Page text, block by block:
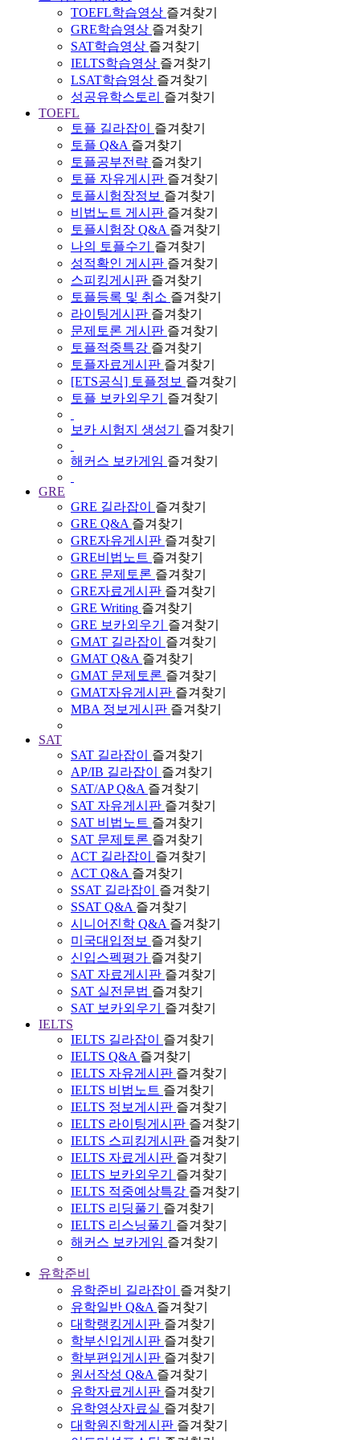
TOEFL학습영상 즐겨찾기
GRE학습영상 즐겨찾기
SAT학습영상 즐겨찾기
IELTS학습영상 즐겨찾기
LSAT학습영상 즐겨찾기
성공유학스토리 즐겨찾기
TOEFL
토플 길라잡이
즐겨찾기
토플 Q&A 즐겨찾기
토플공부전략 즐겨찾기
토플 자유게시판 즐겨찾기
토플시험장정보 즐겨찾기
비법노트 게시판 즐겨찾기
토플시험장 Q&A 즐겨찾기
나의 토플수기
즐겨찾기
성적확인 게시판 즐겨찾기
스피킹게시판 즐겨찾기
토플등록 및 취소 즐겨찾기
라이팅게시판 즐겨찾기
문제토론 게시판 즐겨찾기
토플적중특강 즐겨찾기
토플자료게시판 즐겨찾기
[ETS공식] 토플정보 즐겨찾기
토플 보카외우기
즐겨찾기
보카 시험지 생성기 즐겨찾기
해커스 보카게임 즐겨찾기
GRE
GRE 길라잡이
즐겨찾기
GRE Q&A 즐겨찾기
GRE자유게시판 즐겨찾기
GRE비법노트 즐겨찾기
GRE 문제토론 즐겨찾기
GRE자료게시판 즐겨찾기
GRE Writing 즐겨찾기
GRE 보카외우기
즐겨찾기
GMAT 길라잡이
즐겨찾기
GMAT Q&A 즐겨찾기
GMAT 문제토론 즐겨찾기
GMAT자유게시판 즐겨찾기
MBA 정보게시판 즐겨찾기
SAT
SAT 길라잡이
즐겨찾기
AP/IB 길라잡이
즐겨찾기
SAT/AP Q&A 즐겨찾기
SAT 자유게시판 즐겨찾기
SAT 비법노트 즐겨찾기
SAT 문제토론 즐겨찾기
ACT 길라잡이
즐겨찾기
ACT Q&A 즐겨찾기
SSAT 길라잡이
즐겨찾기
SSAT Q&A 즐겨찾기
시니어진학 Q&A 즐겨찾기
미국대입정보 즐겨찾기
신입스펙평가 즐겨찾기
SAT 자료게시판 즐겨찾기
SAT 실전문법 즐겨찾기
SAT 보카외우기
즐겨찾기
IELTS
IELTS 길라잡이
즐겨찾기
IELTS Q&A 즐겨찾기
IELTS 자유게시판 즐겨찾기
IELTS 비법노트 즐겨찾기
IELTS 정보게시판 즐겨찾기
IELTS 라이팅게시판 즐겨찾기
IELTS 스피킹게시판 즐겨찾기
IELTS 자료게시판 즐겨찾기
IELTS 보카외우기
즐겨찾기
IELTS 적중예상특강 즐겨찾기
IELTS 리딩풀기
즐겨찾기
IELTS 리스닝풀기
즐겨찾기
해커스 보카게임 즐겨찾기
유학준비
유학준비 길라잡이
즐겨찾기
유학일반 Q&A 즐겨찾기
대학랭킹게시판 즐겨찾기
학부신입게시판 즐겨찾기
학부편입게시판 즐겨찾기
원서작성 Q&A 즐겨찾기
유학자료게시판 즐겨찾기
유학영상자료실 즐겨찾기
대학원진학게시판 즐겨찾기